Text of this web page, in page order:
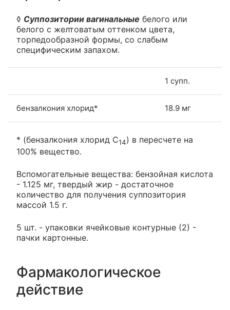
◊ Суппозитории вагинальные белого или
белого с желтоватым оттенком цвета,
торпедообразной формы, со слабым
специфическим запахом.
1 супп.
бензалкония хлорид* 18.9 мг
* (бензалкония хлорид C14) в пересчете на
100% вещество.
Вспомогательные вещества: бензойная кислота
- 1.125 мг, твердый жир - достаточное
количество для получения суппозитория
массой 1.5 г.
5 шт. - упаковки ячейковые контурные (2) -
пачки картонные.
Фармакологическое
действие